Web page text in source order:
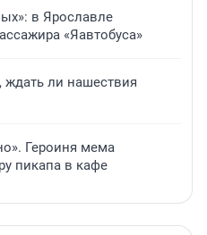
в Ярославле
«Яавтобуса»
ждать ли нашествия
Героиня мема
пикапа в кафе